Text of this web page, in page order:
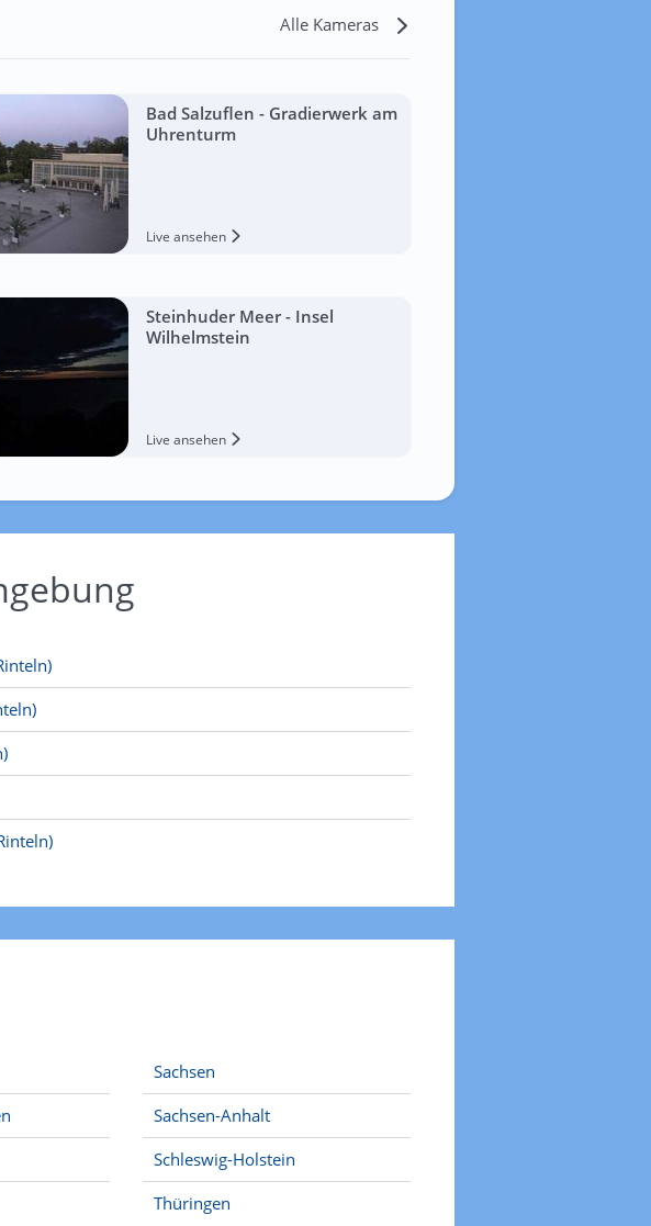
Alle Kameras
Bad Salzuflen - Gradierwerk am
Uhrenturm
Live ansehen
Steinhuder Meer - Insel
Wilhelmstein
Live ansehen
Sachsen
Sachsen-Anhalt
Schleswig-Holstein
Thüringen